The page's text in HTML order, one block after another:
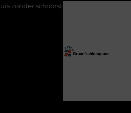
Een flexibele bijbaan